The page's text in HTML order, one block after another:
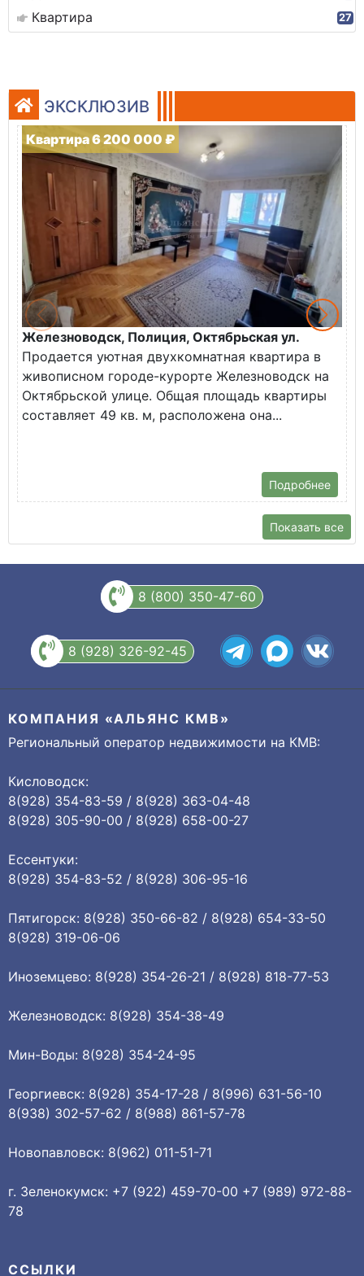
Квартира 27
ЭКСКЛЮЗИВ
Квартира 6 200 000 ₽
Железноводск, Полиция, Октябрьская ул.
Продается уютная двухкомнатная квартира в
живописном городе-курорте Железноводск на
Октябрьской улице. Общая площадь квартиры
составляет 49 кв. м, расположена она...
Подробнее
Показать все
8 (800) 350-47-60
8 (928) 326-92-45
КОМПАНИЯ «АЛЬЯНС КМВ»
Региональный оператор недвижимости на КМВ:
Кисловодск:
8(928) 354-83-59 / 8(928) 363-04-48
8(928) 305-90-00 / 8(928) 658-00-27
Ессентуки:
8(928) 354-83-52 / 8(928) 306-95-16
Пятигорск: 8(928) 350-66-82 / 8(928) 654-33-50
8(928) 319-06-06
Иноземцево: 8(928) 354-26-21 / 8(928) 818-77-53
Железноводск: 8(928) 354-38-49
Мин-Воды: 8(928) 354-24-95
Георгиевск: 8(928) 354-17-28 / 8(996) 631-56-10
8(938) 302-57-62 / 8(988) 861-57-78
Новопавловск: 8(962) 011-51-71
г. Зеленокумск: +7 (922) 459-70-00 +7 (989) 972-88-
78
ССЫЛКИ